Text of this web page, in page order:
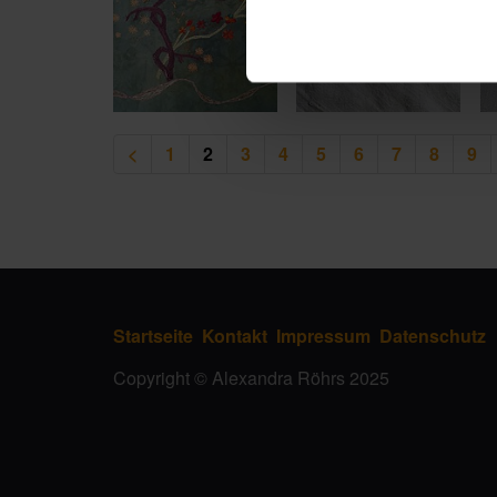
< 1 2 3 4 5 6 7 8 9
Startseite Kontakt Impressum Datenschutz
Copyright © Alexandra Röhrs 2025